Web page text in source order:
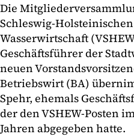
Die
Schleswig-
Wasserwirtschaft
Geschäftsführer der
neuen
Betriebswirt (BA)
Spehr, ehemals
der den VSHEW-Posten
Jahren abgegeben hatte.